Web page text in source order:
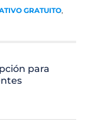
GRATUITO,
para